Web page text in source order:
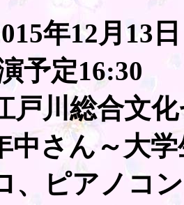
年12月13
予定16:30
戸川総合文
さん～大学
、ピアノコ